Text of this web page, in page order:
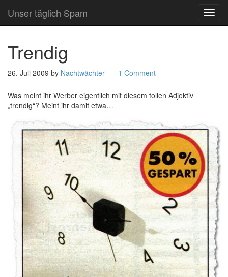
Unser täglich Spam
Trendig
26. Juli 2009 by Nachtwächter 1 Comment
Was meint ihr Werber eigentlich mit diesem tollen Adjektiv
„trendig“? Meint ihr damit etwa…